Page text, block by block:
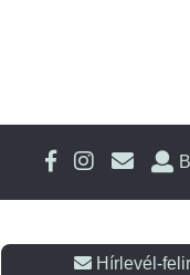
Hírlevél-